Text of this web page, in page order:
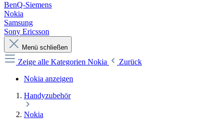
BenQ-Siemens
Nokia
Samsung
Sony Ericsson
Menü schließen
Zeige alle Kategorien Nokia
Zurück
Nokia anzeigen
Handyzubehör
Nokia